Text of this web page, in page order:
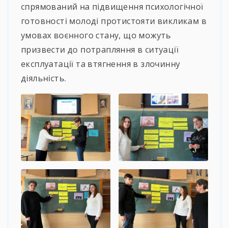
спрямований на підвищення психологічної
готовності молоді протистояти викликам в
умовах воєнного стану, що можуть
призвести до потрапляння в ситуації
експлуатації та втягнення в злочинну
діяльність.